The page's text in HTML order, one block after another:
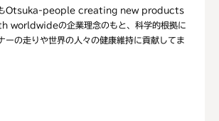
もOtsuka-people creating new products
の企業理念のもと、科学的根拠に
ーの走りや世界の人々の健康維持に貢献してま